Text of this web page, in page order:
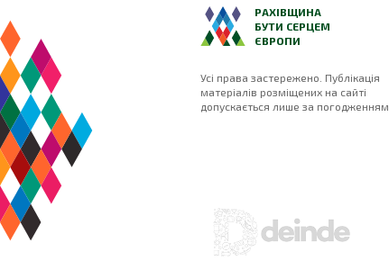
РАХІВЩИНА
БУТИ СЕРЦЕМ
ЄВРОПИ
Усі права застережено. Публікація
матеріалів розміщених на сайті
допускається лише за погодженням.